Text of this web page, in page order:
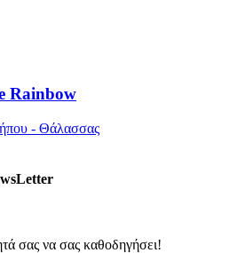
Rainbow
- Θάλασσας
σας να σας καθοδηγήσει!